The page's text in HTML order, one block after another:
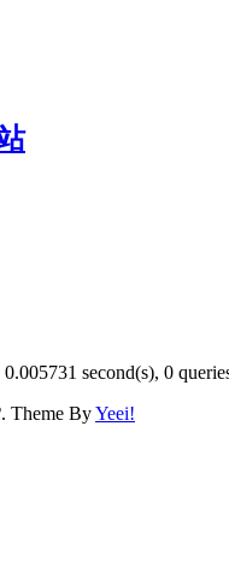
0.005731 second(s), 0
. Theme ByYeei!